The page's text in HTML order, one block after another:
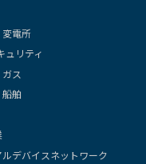
変電所
ュリティ
ス
舶
ルデバイスネットワーク